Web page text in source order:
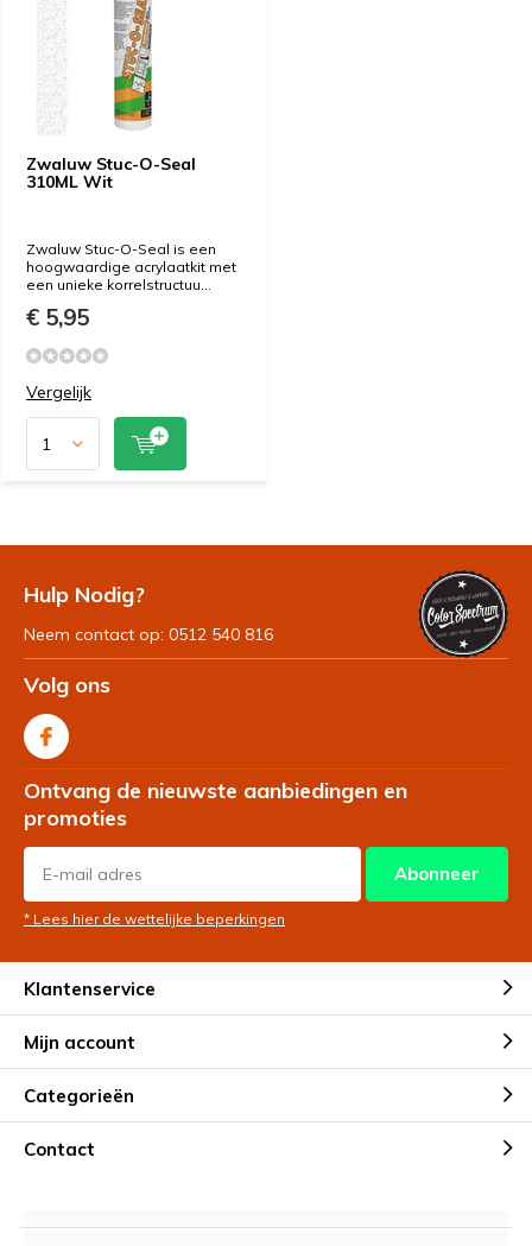
Zwaluw Stuc-O-Seal
310ML Wit
Zwaluw Stuc-O-Seal is een
hoogwaardige acrylaatkit met
een unieke korrelstructuu...
€ 5,95
Vergelijk
Hulp Nodig?
Neem contact op: 0512 540 816
Volg ons
Ontvang de nieuwste aanbiedingen en
promoties
Abonneer
* Lees hier de wettelijke beperkingen
Klantenservice
Mijn account
Categorieën
Contact